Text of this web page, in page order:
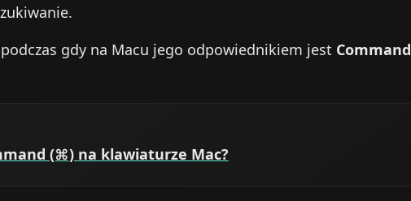
gdy na Macu jego odpowiednikiem jest Command
(⌘) na klawiaturze Mac?